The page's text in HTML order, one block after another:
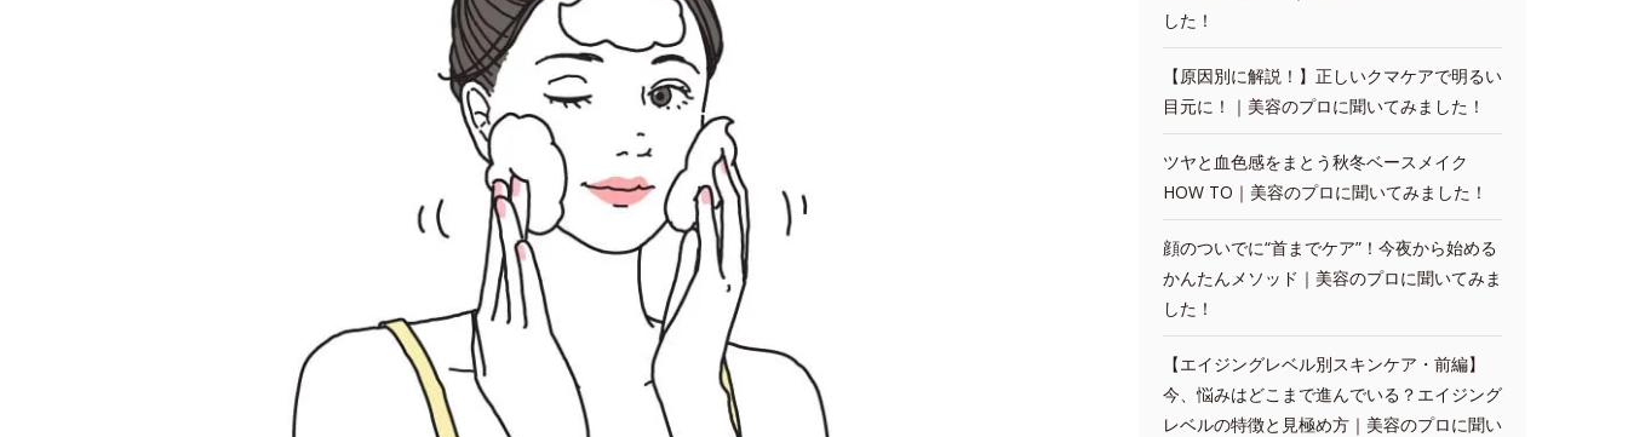
した！
【原因別に解説！】正しいクマケアで明るい
目元に！｜美容のプロに聞いてみました！
ツヤと血色感をまとう秋冬ベースメイク
HOW TO｜美容のプロに聞いてみました！
顔のついでに“首までケア”！今夜から始める
かんたんメソッド｜美容のプロに聞いてみま
した！
【エイジングレベル別スキンケア・前編】
今、悩みはどこまで進んでいる？エイジング
レベルの特徴と見極め方｜美容のプロに聞い